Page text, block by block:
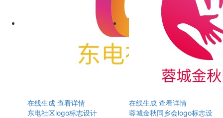
在线生成 查看详情
东电社区logo标志设计
在线生成 查看详情
蓉城金秋同乡会logo标志设